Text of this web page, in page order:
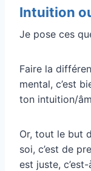
Intuition
Je pose ces
Faire la
mental, c’est
ton intuition/
Or, tout le but
soi, c’est de
est juste,